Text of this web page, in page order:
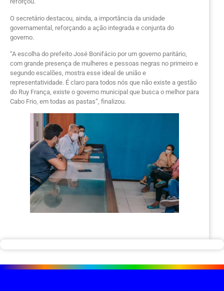
O secretário destacou, ainda, a importância da unidade
governamental, reforçando a ação integrada e conjunta do
governo.
“A escolha do prefeito José Bonifácio por um governo paritário,
com grande presença de mulheres e pessoas negras no primeiro e
segundo escalões, mostra esse ideal de união e
representatividade. É claro para todos nós que não existe a gestão
do Ruy França, existe o governo municipal que busca o melhor para
Cabo Frio, em todas as pastas”, finalizou.